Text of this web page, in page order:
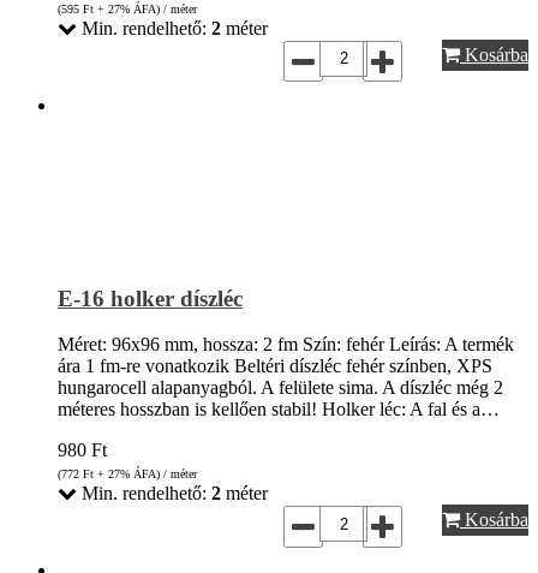
(595 Ft + 27% ÁFA) / méter
Min. rendelhető: 2 méter
Kosárba
E-16 holker díszléc
Méret: 96x96 mm, hossza: 2 fm Szín: fehér Leírás: A termék
ára 1 fm-re vonatkozik Beltéri díszléc fehér színben, XPS
hungarocell alapanyagból. A felülete sima. A díszléc még 2
méteres hosszban is kellően stabil! Holker léc: A fal és a…
980 Ft
(772 Ft + 27% ÁFA) / méter
Min. rendelhető: 2 méter
Kosárba